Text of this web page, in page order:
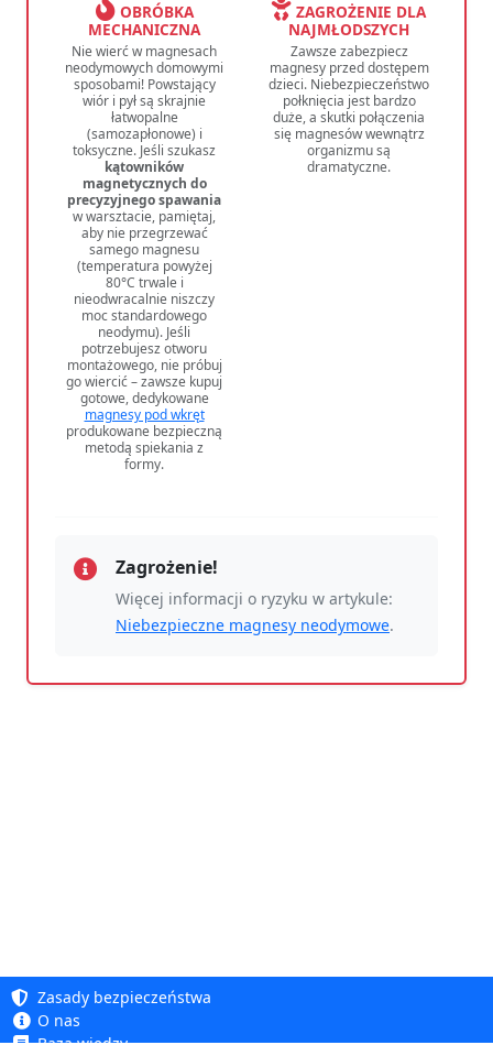
OBRÓBKA
MECHANICZNA
Nie wierć w magnesach
neodymowych domowymi
sposobami! Powstający
wiór i pył są skrajnie
łatwopalne
(samozapłonowe) i
toksyczne. Jeśli szukasz
kątowników
magnetycznych do
precyzyjnego spawania
w warsztacie, pamiętaj,
aby nie przegrzewać
samego magnesu
(temperatura powyżej
80°C trwale i
nieodwracalnie niszczy
moc standardowego
neodymu). Jeśli
potrzebujesz otworu
montażowego, nie próbuj
go wiercić – zawsze kupuj
gotowe, dedykowane
magnesy pod wkręt
produkowane bezpieczną
metodą spiekania z
formy.
ZAGROŻENIE DLA
NAJMŁODSZYCH
Zawsze zabezpiecz
magnesy przed dostępem
dzieci. Niebezpieczeństwo
połknięcia jest bardzo
duże, a skutki połączenia
się magnesów wewnątrz
organizmu są
dramatyczne.
Zagrożenie!
Więcej informacji o ryzyku w artykule:
Niebezpieczne magnesy neodymowe.
Zasady bezpieczeństwa
O nas
Baza wiedzy